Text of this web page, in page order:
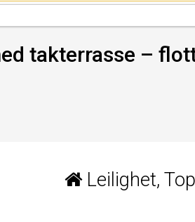
takterrasse –
Leilighet,